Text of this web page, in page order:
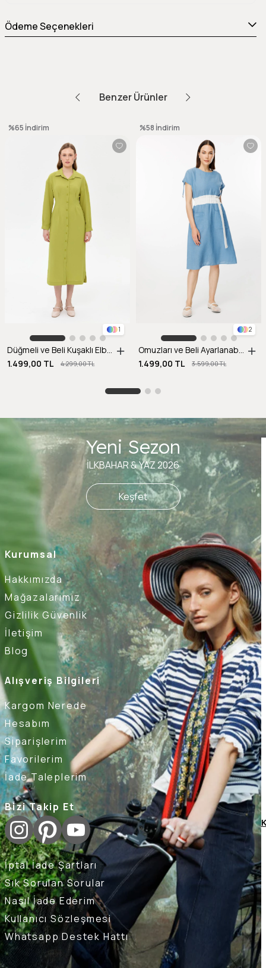
Ödeme Seçenekleri
Benzer Ürünler
1
Düğmeli ve Beli Kuşaklı Elbise-Y.YEŞİLİ
1.499,00 TL
4.299,00 TL
%65 İndirim
2
Omuzları ve Beli Ayarlanabilir İp Detaylı Keten Elbise-MAVİ
1.499,00 TL
3.599,00 TL
%58 İndirim
Kurumsal
Hakkımızda
Mağazalarımız
Gizlilik Güvenlik
İletişim
Blog
Alışveriş Bilgileri
Kargom Nerede
Hesabım
Siparişlerim
Favorilerim
İade Taleplerim
Bizi Takip Et
İptal İade Şartları
Sık Sorulan Sorular
Nasıl İade Ederim
Kullanıcı Sözleşmesi
Whatsapp Destek Hattı
Yeni Sezon
İLKBAHAR & YAZ 2026
Keşfet